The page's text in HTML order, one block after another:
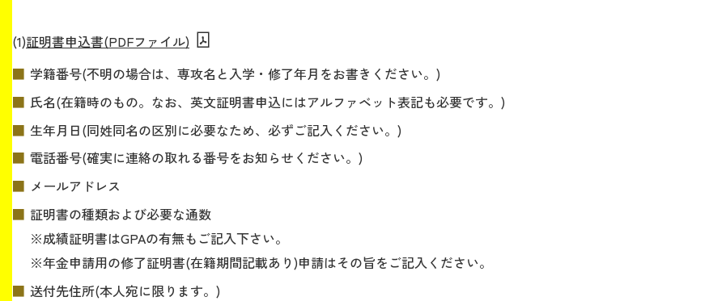
(1)証明書申込書(PDFファイル)
学籍番号(不明の場合は、専攻名と入学・修了年月をお書きください。)
氏名(在籍時のもの。なお、英文証明書申込にはアルファベット表記も必要です。)
生年月日(同姓同名の区別に必要なため、必ずご記入ください。)
電話番号(確実に連絡の取れる番号をお知らせください。)
メールアドレス
証明書の種類および必要な通数
※成績証明書はGPAの有無もご記入下さい。
※年金申請用の修了証明書(在籍期間記載あり)申請はその旨をご記入ください。
送付先住所(本人宛に限ります。)